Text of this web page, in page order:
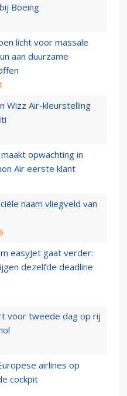
Boeing
licht voor massale
aan duurzame
Wizz Air-kleurstelling
opwachting in
Air eerste klant
naam vliegveld van
easyJet gaat verder:
dezelfde deadline
voor tweede dag op rij
airlines op
cockpit